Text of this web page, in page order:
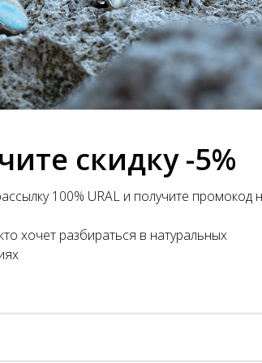
скидку -5%
100% URAL и получите промокод
хочет разбираться в натуральных